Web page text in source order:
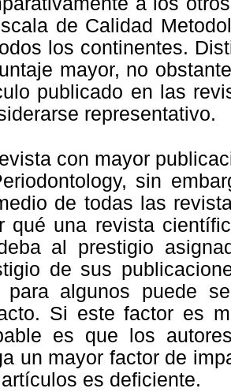
de Calidad
los continentes.
mayor, no
publicado en las
representativo.
con mayor
sin
de todas las
qué una revista
al prestigio
de sus
para algunos puede
Si este factor es
es que los
un mayor factor de
es deficiente.